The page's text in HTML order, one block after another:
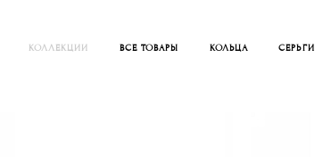
КОЛЛЕКЦИИ ВСЕ ТОВАРЫ КОЛЬЦА СЕРЬГИ